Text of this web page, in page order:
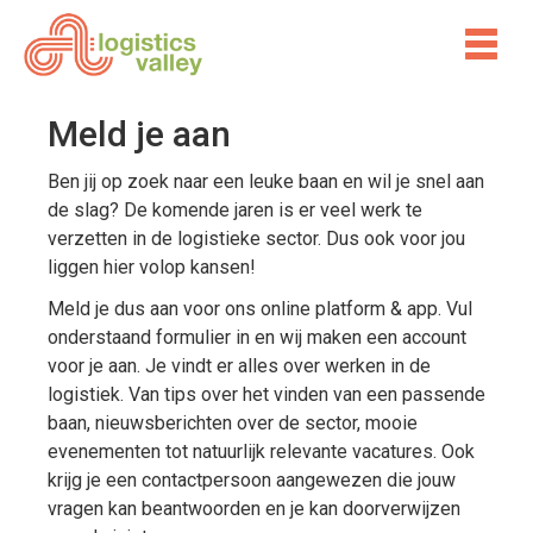
Meld je aan
Ben jij op zoek naar een leuke baan en wil je snel aan
de slag? De komende jaren is er veel werk te
verzetten in de logistieke sector. Dus ook voor jou
liggen hier volop kansen!
Meld je dus aan voor ons online platform & app. Vul
onderstaand formulier in en wij maken een account
voor je aan. Je vindt er alles over werken in de
logistiek. Van tips over het vinden van een passende
baan, nieuwsberichten over de sector, mooie
evenementen tot natuurlijk relevante vacatures. Ook
krijg je een contactpersoon aangewezen die jouw
vragen kan beantwoorden en je kan doorverwijzen